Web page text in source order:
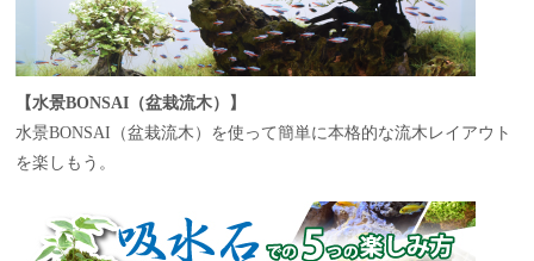
【水景BONSAI（盆栽流木）】
水景BONSAI（盆栽流木）を使って簡単に本格的な流木レイアウト
を楽しもう。